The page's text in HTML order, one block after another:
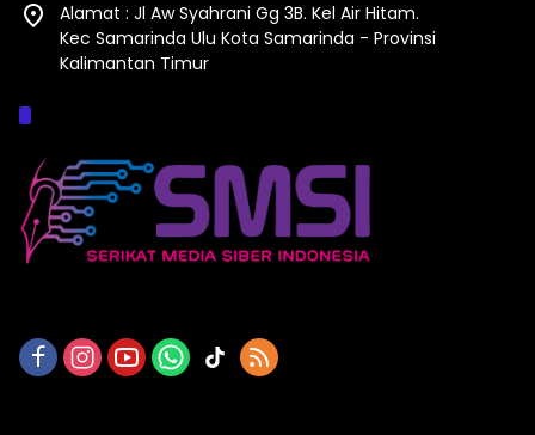
Alamat : Jl Aw Syahrani Gg 3B. Kel Air Hitam.
Kec Samarinda Ulu Kota Samarinda - Provinsi
Kalimantan Timur